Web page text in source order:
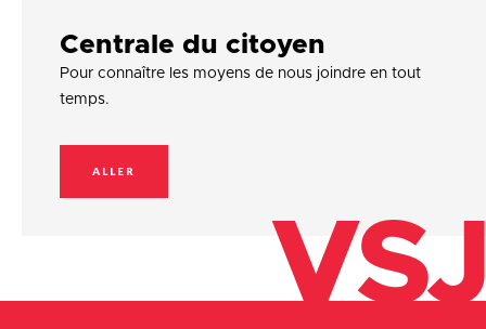
Centrale du citoyen
Pour connaître les moyens de nous joindre en tout
temps.
ALLER
VSJ